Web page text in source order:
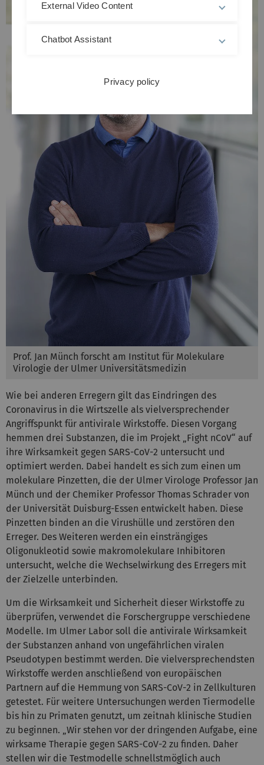
Prof. Jan Münch forscht am Institut für Molekulare
Virologie der Ulmer Universitätsmedizin
Wie bei anderen Erregern gilt das Eindringen des
Coronavirus in die Wirtszelle als vielversprechender
Angriffspunkt für antivirale Wirkstoffe. Diesen Vorgang
hemmen drei Substanzen, die im Projekt „Fight nCoV“ auf
ihre Wirksamkeit gegen SARS-CoV-2 untersucht und
optimiert werden. Dabei handelt es sich zum einen um
molekulare Pinzetten, die der Ulmer Virologe Professor Jan
Münch und der Chemiker Professor Thomas Schrader von
der Universität Duisburg-Essen entwickelt haben. Diese
Pinzetten binden an die Virushülle und zerstören den
Erreger. Des Weiteren werden ein einsträngiges
Oligonukleotid sowie makromolekulare Inhibitoren
untersucht, welche die Wechselwirkung des Erregers mit
der Zielzelle unterbinden.
Um die Wirksamkeit und Sicherheit dieser Wirkstoffe zu
überprüfen, verwendet die Forschergruppe verschiedene
Modelle. Im Ulmer Labor soll die antivirale Wirksamkeit
der Substanzen anhand von ungefährlichen viralen
Pseudotypen bestimmt werden. Die vielversprechendsten
Wirkstoffe werden anschließend von europäischen
Partnern auf die Hemmung von SARS-CoV-2 in Zellkulturen
getestet. Für weitere Untersuchungen werden Tiermodelle
bis hin zu Primaten genutzt, um zeitnah klinische Studien
zu beginnen. „Wir stehen vor der dringenden Aufgabe, eine
wirksame Therapie gegen SARS-CoV-2 zu finden. Daher
stellen wir die Testmodelle schnellstmöglich auch
External Video Content
Chatbot Assistant
Privacy policy